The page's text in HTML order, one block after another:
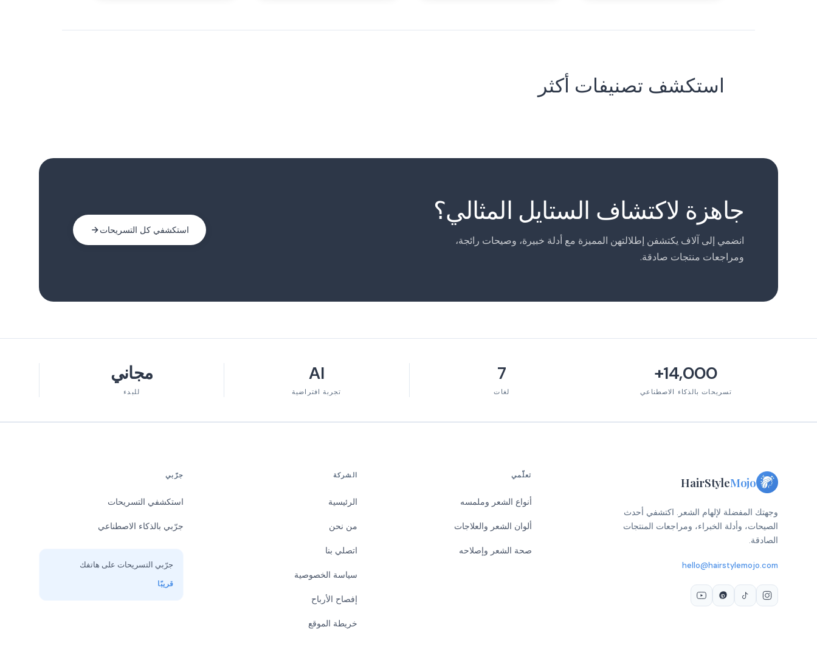
استكشف تصنيفات أكثر
تسريحات شعر أشقر
29 إطلالات
جاهزة لاكتشاف الستايل المثالي؟
انضمي إلى آلاف يكتشفن إطلالتهن المميزة مع أدلة خبيرة، وصيحات رائجة،
ومراجعات منتجات صادقة.
استكشفي كل التسريحات
14,000+
تسريحات بالذكاء الاصطناعي
7
لغات
AI
تجربة افتراضية
مجاني
للبدء
HairStyleMojo
وجهتك المفضلة لإلهام الشعر. اكتشفي أحدث
الصيحات، وأدلة الخبراء، ومراجعات المنتجات
الصادقة.
hello@hairstylemojo.com
تعلّمي
أنواع الشعر وملمسه
ألوان الشعر والعلاجات
صحة الشعر وإصلاحه
الشركة
الرئيسية
من نحن
اتصلي بنا
سياسة الخصوصية
إفصاح الأرباح
خريطة الموقع
جرّبي
استكشفي التسريحات
جرّبي بالذكاء الاصطناعي
جرّبي التسريحات على هاتفك
قريبًا